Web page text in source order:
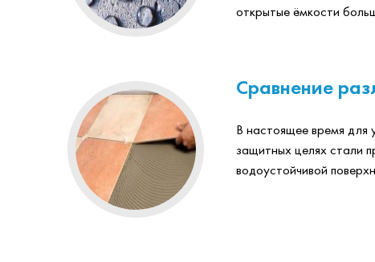
открытые ёмкости
Сравнение
В настоящее время для
защитных целях стали
водоустойчивой